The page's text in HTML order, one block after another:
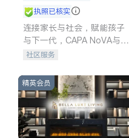
执照已核实
连接家长与社会，赋能孩子
与下一代，CAPA NoVA与您
携手建设包容、公平、充满
社区服务
精英会员